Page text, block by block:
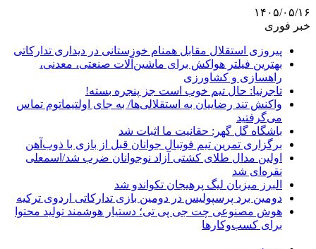
۱۴۰۵/۰۵/۱۶
خبر فوری
پیروزی استقلال مقابل همنام خوزستانی در دیداری تدارکاتی
بهترین فیلتر هواکش برای ماشین‌آلات صنعتی، معدنی،
راهسازی و کشاورزی
تاجرنیا: حال تیم خوب است جز پنجره بسته!
واکنش تند رضاییان به استقلالی‌ها/ به جای اولتیماتوم تماس
می‌گرفتید
باشگاه گل گهر: حقانیت ما اثبات شد
برگزاری تمرین تیم فوتبال جوانان قبل از بازی با ذوب‌آهن
اولین مدال طلای کشتی آزاد نوجوانان ضرب شد/اسمعلی
نقره‌ای شد
البرز میزبان لیگ پرهیجان تکواندو شد
دومین برد پرسپولیس در دومین بازی تدارکاتی اردوی ترکیه
هوش مصنوعی چت جی پی تی؛ دستیار هوشمند تولید محتوا
برای کسب‌وکارها